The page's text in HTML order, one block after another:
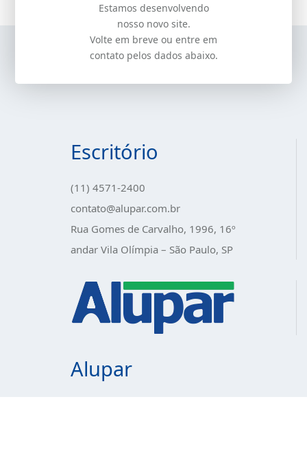
Estamos desenvolvendo
nosso novo site.
Volte em breve ou entre em
contato pelos dados abaixo.
Escritório
(11) 4571-2400
contato@alupar.com.br
Rua Gomes de Carvalho, 1996, 16º
andar Vila Olímpia – São Paulo, SP
Alupar